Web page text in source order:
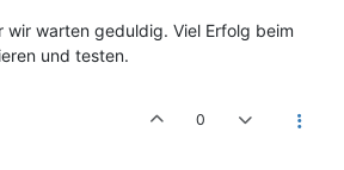
wir warten geduldig. Viel Erfolg beim
und testen.
0